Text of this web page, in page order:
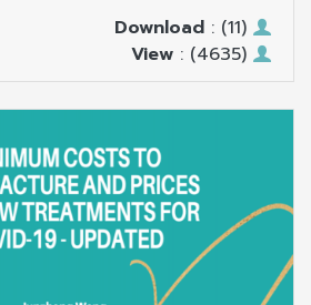
Download : (11)
View : (4635)